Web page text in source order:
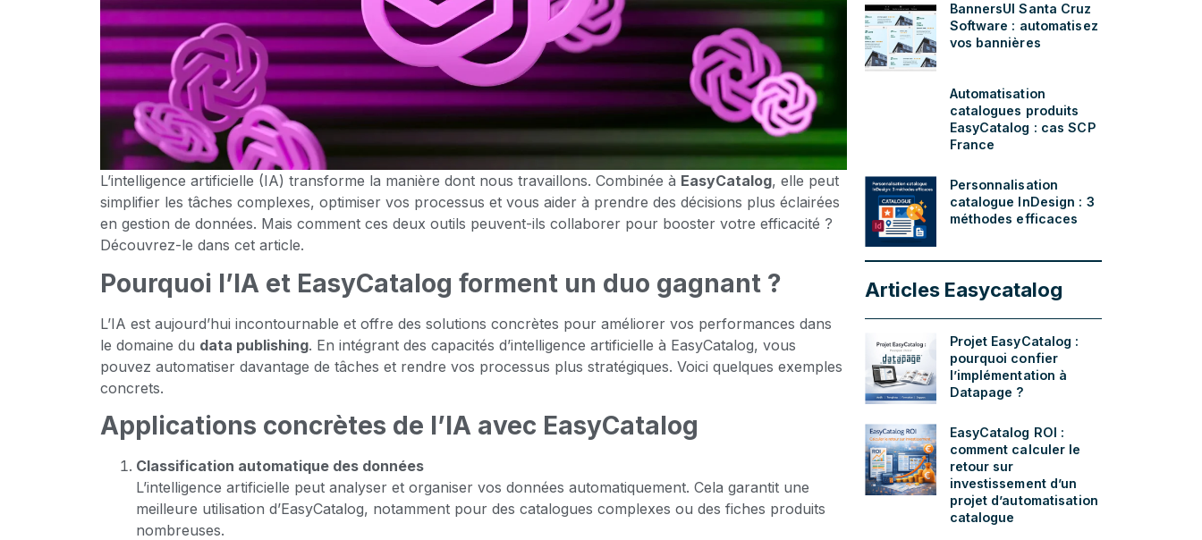
L’intelligence artificielle (IA) transforme la manière dont nous travaillons. Combinée à EasyCatalog, elle peut
simplifier les tâches complexes, optimiser vos processus et vous aider à prendre des décisions plus éclairées
en gestion de données. Mais comment ces deux outils peuvent-ils collaborer pour booster votre efficacité ?
Découvrez-le dans cet article.
Pourquoi l’IA et EasyCatalog forment un duo gagnant ?
L’IA est aujourd’hui incontournable et offre des solutions concrètes pour améliorer vos performances dans
le domaine du data publishing. En intégrant des capacités d’intelligence artificielle à EasyCatalog, vous
pouvez automatiser davantage de tâches et rendre vos processus plus stratégiques. Voici quelques exemples
concrets.
Applications concrètes de l’IA avec EasyCatalog
Classification automatique des données
L’intelligence artificielle peut analyser et organiser vos données automatiquement. Cela garantit une
meilleure utilisation d’EasyCatalog, notamment pour des catalogues complexes ou des fiches produits
nombreuses.
BannersUI Santa Cruz
Software : automatisez
vos bannières
Automatisation
catalogues produits
EasyCatalog : cas SCP
France
Personnalisation
catalogue InDesign : 3
méthodes efficaces
Articles Easycatalog
Projet EasyCatalog :
pourquoi confier
l’implémentation à
Datapage ?
EasyCatalog ROI :
comment calculer le
retour sur
investissement d’un
projet d’automatisation
catalogue